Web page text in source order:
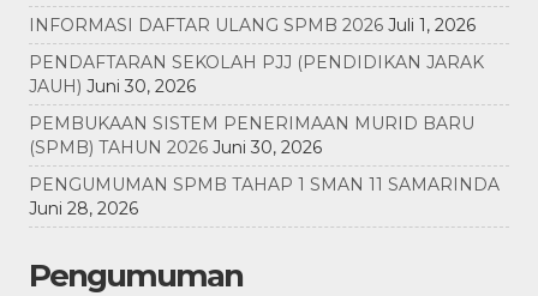
INFORMASI DAFTAR ULANG SPMB 2026 Juli 1, 2026
PENDAFTARAN SEKOLAH PJJ (PENDIDIKAN JARAK
JAUH) Juni 30, 2026
PEMBUKAAN SISTEM PENERIMAAN MURID BARU
(SPMB) TAHUN 2026 Juni 30, 2026
PENGUMUMAN SPMB TAHAP 1 SMAN 11 SAMARINDA
Juni 28, 2026
Pengumuman